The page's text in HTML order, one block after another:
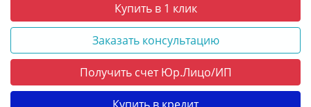
Купить в 1 клик
Заказать консультацию
Получить счет Юр.Лицо/ИП